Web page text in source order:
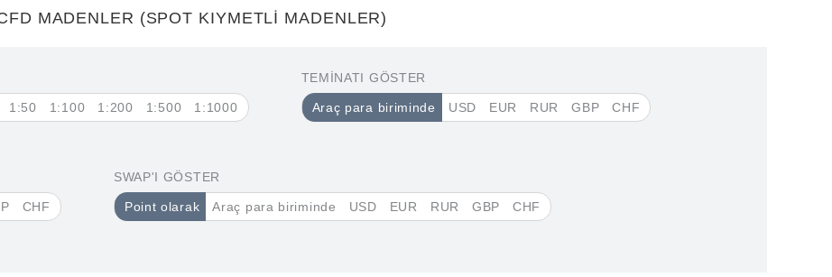
MADENLER (SPOT KIYMETLI MADENLER)
1:50 1:100 1:200 1:500 1:1000
TEMINATI GÖSTER
Araç para biriminde USD EUR RUR GBP CHF
CHF
SWAP'I GÖSTER
Point olarak Araç para biriminde USD EUR RUR GBP CHF